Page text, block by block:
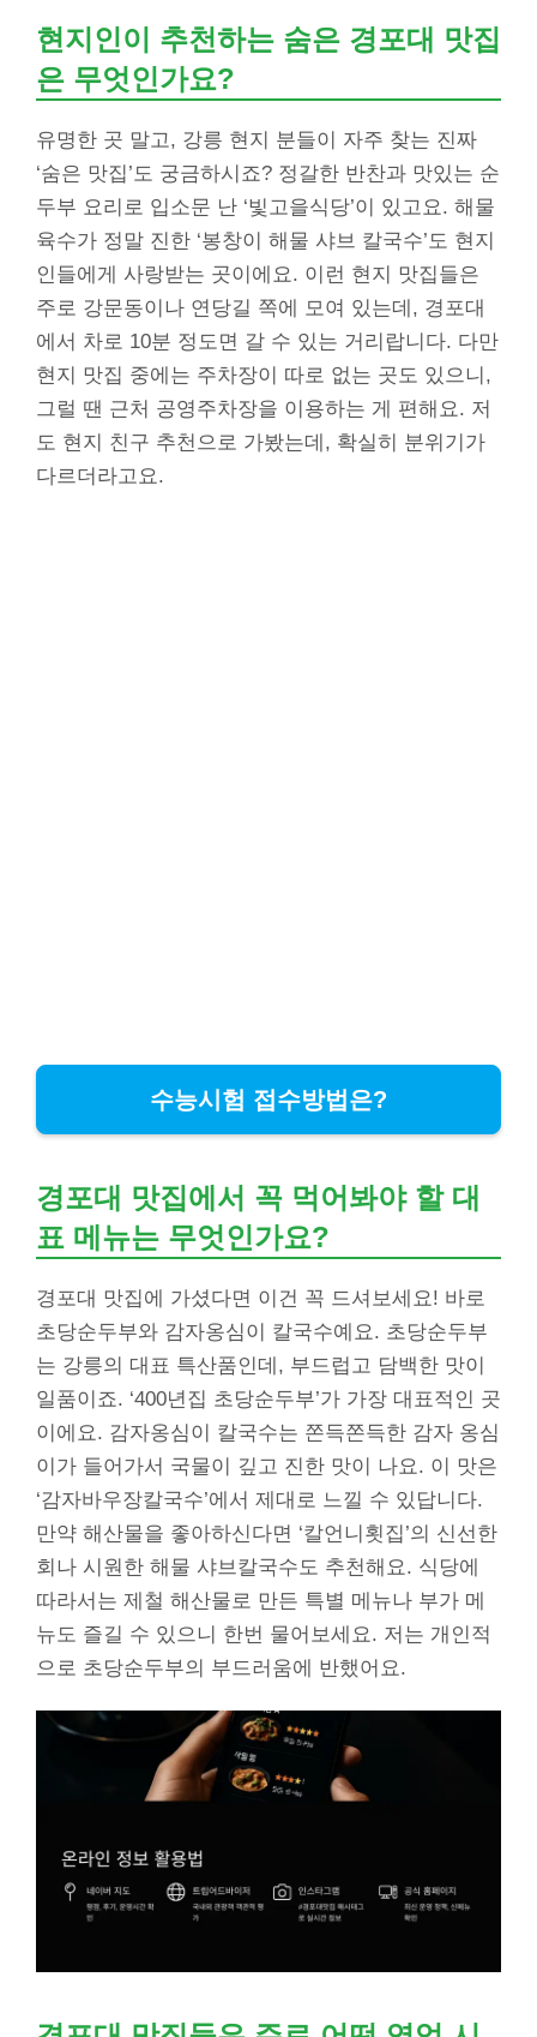
현지인이 추천하는 숨은 경포대 맛집
은 무엇인가요?
유명한 곳 말고, 강릉 현지 분들이 자주 찾는 진짜
‘숨은 맛집’도 궁금하시죠? 정갈한 반찬과 맛있는 순
두부 요리로 입소문 난 ‘빛고을식당’이 있고요. 해물
육수가 정말 진한 ‘봉창이 해물 샤브 칼국수’도 현지
인들에게 사랑받는 곳이에요. 이런 현지 맛집들은
주로 강문동이나 연당길 쪽에 모여 있는데, 경포대
에서 차로 10분 정도면 갈 수 있는 거리랍니다. 다만
현지 맛집 중에는 주차장이 따로 없는 곳도 있으니,
그럴 땐 근처 공영주차장을 이용하는 게 편해요. 저
도 현지 친구 추천으로 가봤는데, 확실히 분위기가
다르더라고요.
수능시험 접수방법은?
경포대 맛집에서 꼭 먹어봐야 할 대
표 메뉴는 무엇인가요?
경포대 맛집에 가셨다면 이건 꼭 드셔보세요! 바로
초당순두부와 감자옹심이 칼국수예요. 초당순두부
는 강릉의 대표 특산품인데, 부드럽고 담백한 맛이
일품이죠. ‘400년집 초당순두부’가 가장 대표적인 곳
이에요. 감자옹심이 칼국수는 쫀득쫀득한 감자 옹심
이가 들어가서 국물이 깊고 진한 맛이 나요. 이 맛은
‘감자바우장칼국수’에서 제대로 느낄 수 있답니다.
만약 해산물을 좋아하신다면 ‘칼언니횟집’의 신선한
회나 시원한 해물 샤브칼국수도 추천해요. 식당에
따라서는 제철 해산물로 만든 특별 메뉴나 부가 메
뉴도 즐길 수 있으니 한번 물어보세요. 저는 개인적
으로 초당순두부의 부드러움에 반했어요.